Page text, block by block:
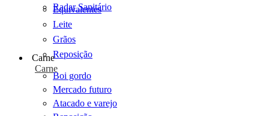
Radar Sanitário
Equivalentes
Leite
Grãos
Reposição
Carne
Carne
Boi gordo
Mercado futuro
Atacado e varejo